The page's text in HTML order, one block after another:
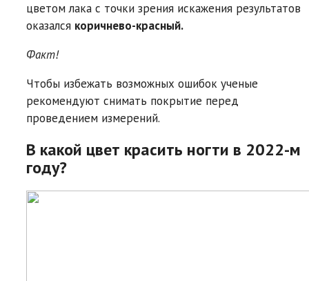
цветом лака с точки зрения искажения результатов
оказался коричнево-красный.
Факт!
​Чтобы избежать возможных ошибок ученые
рекомендуют снимать покрытие перед
проведением измерений.
В какой цвет красить ногти в 2022-м
году?